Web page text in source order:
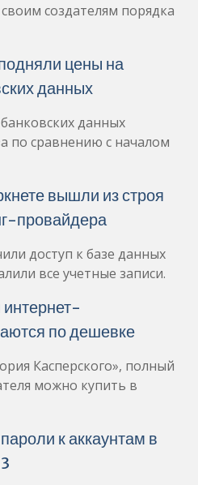
создателям порядка
цены на
данных
данных
по сравнению с началом
вышли из строя
провайдера
доступ к базе данных
все учетные записи.
по дешевке
Касперского», полный
можно купить в
к аккаунтам в